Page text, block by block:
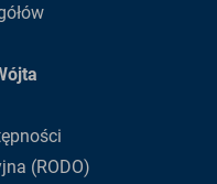
(RODO)